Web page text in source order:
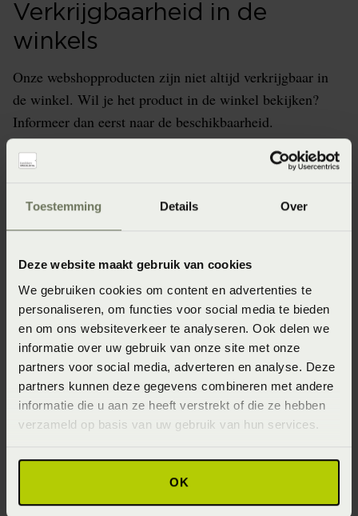
Toestemming Details Over
Deze website maakt gebruik van cookies
We gebruiken cookies om content en advertenties te
personaliseren, om functies voor social media te bieden
en om ons websiteverkeer te analyseren. Ook delen we
informatie over uw gebruik van onze site met onze
partners voor social media, adverteren en analyse. Deze
partners kunnen deze gegevens combineren met andere
informatie die u aan ze heeft verstrekt of die ze hebben
verzameld op basis van uw gebruik van hun services.
OK
Verkrijgbaarheid in de
winkels
Onze webshopproducten zijn niet altijd verkrijgbaar in
de winkel. Wil je het product in de winkel bekijken?
Informeer dan eerst naar de beschikbaarheid.
Specificaties
Artikelnummer
8715944863155
Afmeting
60x70 (60 x 70 cm)
Seizoen
FW2024
Wasinstructie
Maximaal 60 graden (Wassen op maximaal 60 graden)